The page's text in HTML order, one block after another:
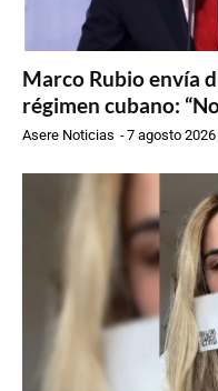
Marco Rubio envía
régimen cubano:
Asere Noticias -7 agosto